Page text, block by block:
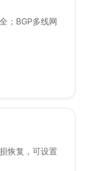
；BGP多线网
恢复，可设置